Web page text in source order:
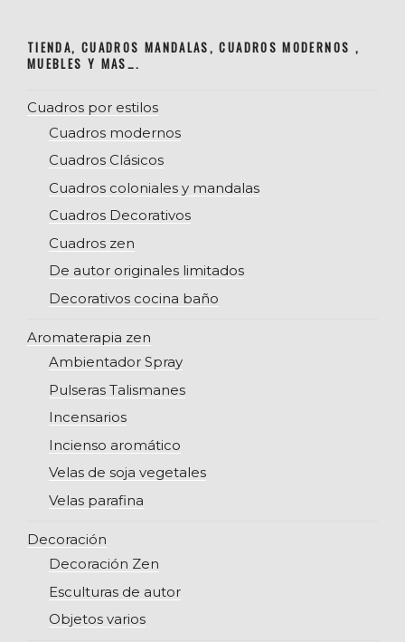
TIENDA, CUADROS MANDALAS, CUADROS MODERNOS ,
MUEBLES Y MAS….
Cuadros por estilos
Cuadros modernos
Cuadros Clásicos
Cuadros coloniales y mandalas
Cuadros Decorativos
Cuadros zen
De autor originales limitados
Decorativos cocina baño
Aromaterapia zen
Ambientador Spray
Pulseras Talismanes
Incensarios
Incienso aromático
Velas de soja vegetales
Velas parafina
Decoración
Decoración Zen
Esculturas de autor
Objetos varios